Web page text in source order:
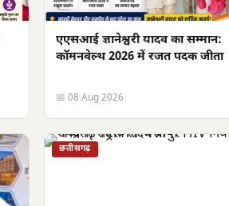
एएसआई ज्ञानेश्वरी यादव का सम्मान:
कॉमनवेल्थ 2026 में रजत पदक जीता
📅 08 Aug 2026
छत्तीसगढ़